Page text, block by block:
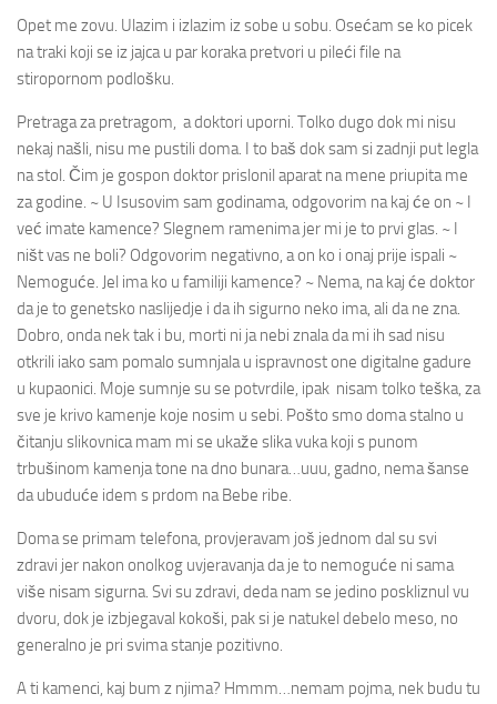
Opet me zovu. Ulazim i izlazim iz sobe u sobu. Osećam se ko picek
na traki koji se iz jajca u par koraka pretvori u pileći file na
stiropornom podlošku.
Pretraga za pretragom, a doktori uporni. Tolko dugo dok mi nisu
nekaj našli, nisu me pustili doma. I to baš dok sam si zadnji put legla
na stol. Čim je gospon doktor prislonil aparat na mene priupita me
za godine. ~ U Isusovim sam godinama, odgovorim na kaj će on ~ I
već imate kamence? Slegnem ramenima jer mi je to prvi glas. ~ I
ništ vas ne boli? Odgovorim negativno, a on ko i onaj prije ispali ~
Nemoguće. Jel ima ko u familiji kamence? ~ Nema, na kaj će doktor
da je to genetsko naslijedje i da ih sigurno neko ima, ali da ne zna.
Dobro, onda nek tak i bu, morti ni ja nebi znala da mi ih sad nisu
otkrili iako sam pomalo sumnjala u ispravnost one digitalne gadure
u kupaonici. Moje sumnje su se potvrdile, ipak nisam tolko teška, za
sve je krivo kamenje koje nosim u sebi. Pošto smo doma stalno u
čitanju slikovnica mam mi se ukaže slika vuka koji s punom
trbušinom kamenja tone na dno bunara…uuu, gadno, nema šanse
da ubuduće idem s prdom na Bebe ribe.
Doma se primam telefona, provjeravam još jednom dal su svi
zdravi jer nakon onolkog uvjeravanja da je to nemoguće ni sama
više nisam sigurna. Svi su zdravi, deda nam se jedino poskliznul vu
dvoru, dok je izbjegaval kokoši, pak si je natukel debelo meso, no
generalno je pri svima stanje pozitivno.
A ti kamenci, kaj bum z njima? Hmmm…nemam pojma, nek budu tu